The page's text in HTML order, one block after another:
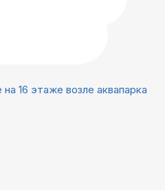
16 этаже возле аквапарка